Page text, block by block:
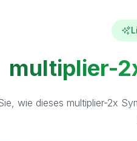
multiplier-
wie dieses multiplier-2x